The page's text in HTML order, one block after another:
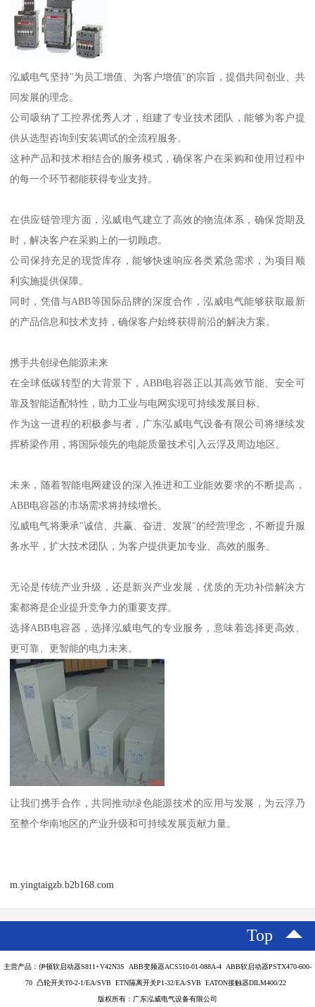
泓威电气坚持"为员工增值、为客户增值"的宗旨，提倡共同创业、共
同发展的理念。
公司吸纳了工控界优秀人才，组建了专业技术团队，能够为客户提
供从选型咨询到安装调试的全流程服务。
这种产品和技术相结合的服务模式，确保客户在采购和使用过程中
的每一个环节都能获得专业支持。
在供应链管理方面，泓威电气建立了高效的物流体系，确保货期及
时，解决客户在采购上的一切顾虑。
公司保持充足的现货库存，能够快速响应各类紧急需求，为项目顺
利实施提供保障。
同时，凭借与ABB等国际品牌的深度合作，泓威电气能够获取最新
的产品信息和技术支持，确保客户始终获得前沿的解决方案。
携手共创绿色能源未来
在全球低碳转型的大背景下，ABB电容器正以其高效节能、安全可
靠及智能适配特性，助力工业与电网实现可持续发展目标。
作为这一进程的积极参与者，广东泓威电气设备有限公司将继续发
挥桥梁作用，将国际领先的电能质量技术引入云浮及周边地区。
未来，随着智能电网建设的深入推进和工业能效要求的不断提高，
ABB电容器的市场需求将持续增长。
泓威电气将秉承"诚信、共赢、奋进、发展"的经营理念，不断提升服
务水平，扩大技术团队，为客户提供更加专业、高效的服务。
无论是传统产业升级，还是新兴产业发展，优质的无功补偿解决方
案都将是企业提升竞争力的重要支撑。
选择ABB电容器，选择泓威电气的专业服务，意味着选择更高效、
更可靠、更智能的电力未来。
让我们携手合作，共同推动绿色能源技术的应用与发展，为云浮乃
至整个华南地区的产业升级和可持续发展贡献力量。
m.yingtaigzb.b2b168.com
Top
主营产品：伊顿软启动器S811+V42N3S ABB变频器ACS510-01-088A-4 ABB软启动器PSTX470-600-
70 凸轮开关T0-2-1/EA/SVB ETN隔离开关P1-32/EA/SVB EATON接触器DILM400/22
版权所有：广东泓威电气设备有限公司